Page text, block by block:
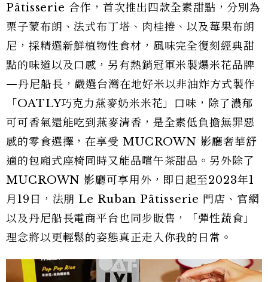
Pâtisserie 合作，首次推出四款全素甜點，分別為
栗子蒙布朗、法式布丁塔、肉桂捲、以及莓果布朗
尼，採精選新鮮植物性食材，風味完全復刻經典甜
點的味道以及口感，另有熱銷冠軍米製爆米花品牌
—丹尼船長，嚴選台灣在地好米以非油炸方式製作
「OATLY巧克力燕麥奶米米花」口味，除了濃郁
可可香氣還能吃到燕麥清香，是全素低負擔無罪惡
感的零食選擇，在享受 MUCROWN 影廳奢華舒
適的包廂式座椅同時又能品嚐午茶甜品。另外除了
MUCROWN 影廳可享用外，即日起至2023年1
月19日，法朋 Le Ruban Pâtisserie 門店、官網
以及丹尼船長電商平台也同步販售，「彈性蔬食」
理念將以更輕鬆的姿態真正走入你我的日常。